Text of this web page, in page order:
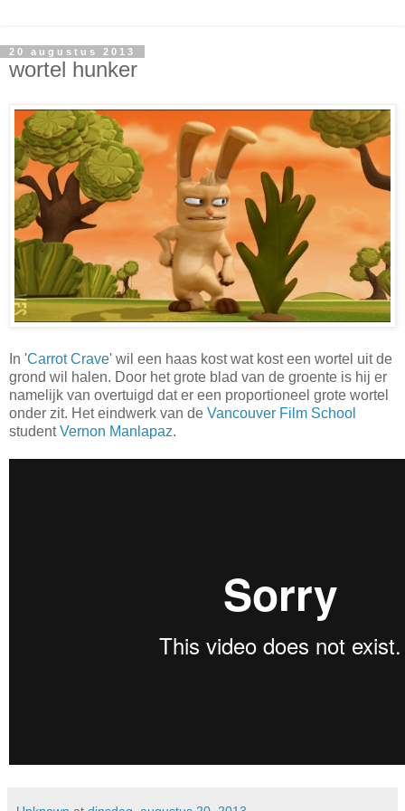
20 augustus 2013
wortel hunker
In 'Carrot Crave' wil een haas kost wat kost een wortel uit de
grond wil halen. Door het grote blad van de groente is hij er
namelijk van overtuigd dat er een proportioneel grote wortel
onder zit. Het eindwerk van de Vancouver Film School
studentVernon Manlapaz.